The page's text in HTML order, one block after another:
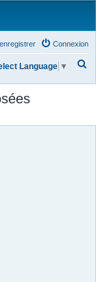
Connexion
Language ▼